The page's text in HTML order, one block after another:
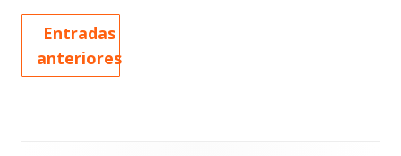
Entradas
anteriores